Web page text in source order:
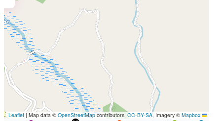
Leaflet
| Map data © OpenStreetMapcontributors, CC-BY-SA, Imagery © Mapbox